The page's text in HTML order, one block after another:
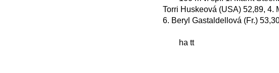
Torri Huskeová (USA) 52,89, 4.
6. Beryl Gastaldellová (Fr.)